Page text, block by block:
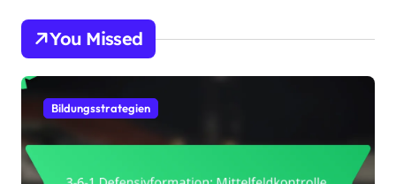
You Missed
Bildungsstrategien